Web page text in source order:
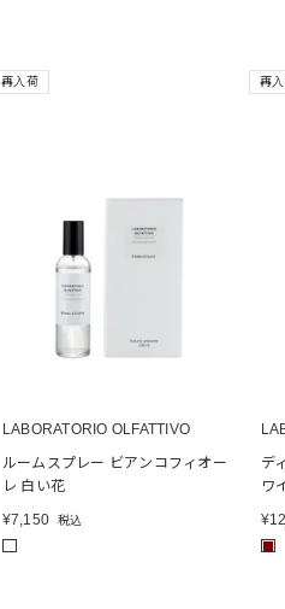
再入荷
LABORATORIO OLFATTIVO
ルームスプレー ビアンコフィオー
レ 白い花
¥7,150 税込
再
デ
ワ
¥
■